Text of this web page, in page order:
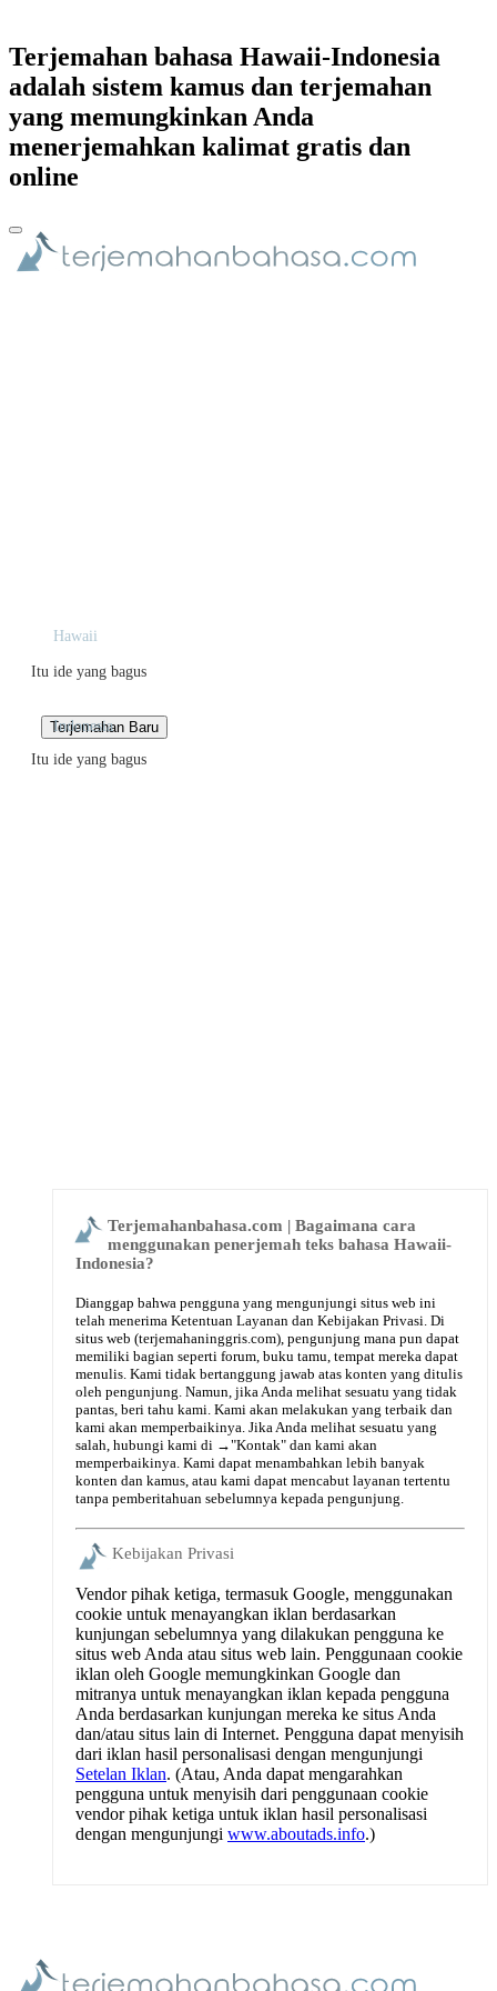
Terjemahan bahasa Hawaii-Indonesia
adalah sistem kamus dan terjemahan
yang memungkinkan Anda
menerjemahkan kalimat gratis dan
online
Hawaii
Itu ide yang bagus
Indonesia
Itu ide yang bagus
Terjemahanbahasa.com | Bagaimana cara
menggunakan penerjemah teks bahasa Hawaii-
Indonesia?
Dianggap bahwa pengguna yang mengunjungi situs web ini
telah menerima Ketentuan Layanan dan Kebijakan Privasi. Di
situs web (terjemahaninggris.com), pengunjung mana pun dapat
memiliki bagian seperti forum, buku tamu, tempat mereka dapat
menulis. Kami tidak bertanggung jawab atas konten yang ditulis
oleh pengunjung. Namun, jika Anda melihat sesuatu yang tidak
pantas, beri tahu kami. Kami akan melakukan yang terbaik dan
kami akan memperbaikinya. Jika Anda melihat sesuatu yang
salah, hubungi kami di →"Kontak" dan kami akan
memperbaikinya. Kami dapat menambahkan lebih banyak
konten dan kamus, atau kami dapat mencabut layanan tertentu
tanpa pemberitahuan sebelumnya kepada pengunjung.
Kebijakan Privasi
Vendor pihak ketiga, termasuk Google, menggunakan
cookie untuk menayangkan iklan berdasarkan
kunjungan sebelumnya yang dilakukan pengguna ke
situs web Anda atau situs web lain. Penggunaan cookie
iklan oleh Google memungkinkan Google dan
mitranya untuk menayangkan iklan kepada pengguna
Anda berdasarkan kunjungan mereka ke situs Anda
dan/atau situs lain di Internet. Pengguna dapat menyisih
dari iklan hasil personalisasi dengan mengunjungi
Setelan Iklan. (Atau, Anda dapat mengarahkan
pengguna untuk menyisih dari penggunaan cookie
vendor pihak ketiga untuk iklan hasil personalisasi
dengan mengunjungi www.aboutads.info.)